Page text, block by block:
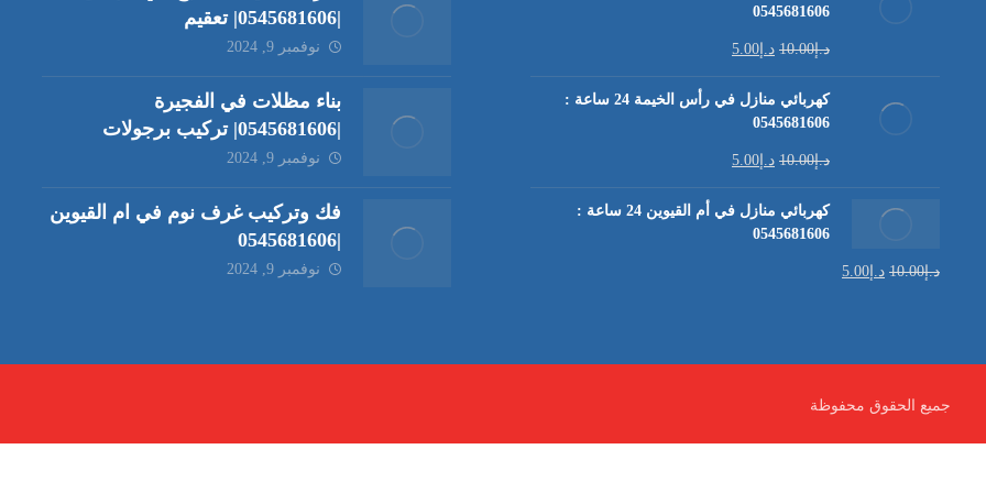
0545681606
د.إ10.00 د.إ 5.00
كهربائي منازل في رأس الخيمة 24 ساعة :
0545681606
د.إ10.00 د.إ 5.00
كهربائي منازل في أم القيوين 24 ساعة :
0545681606
د.إ10.00 د.إ 5.00
|0545681606| تعقيم
نوفمبر 9, 2024
بناء مظلات في الفجيرة
|0545681606| تركيب برجولات
نوفمبر 9, 2024
فك وتركيب غرف نوم في ام القيوين
|0545681606
نوفمبر 9, 2024
جميع الحقوق محفوظة